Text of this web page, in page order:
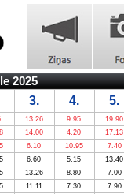
2025
3. 4. 5.
13.26 9.95
19.90
14.00 4.20
17.13
6.10 10.95
7.40
6.60 5.15
13.40
13.26 8.80
7.00
11.11 7.30
7.90